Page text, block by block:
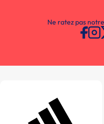
Ne ratez pas